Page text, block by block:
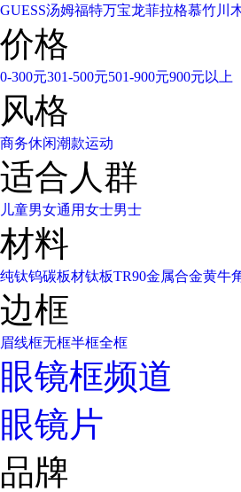
GUESS汤姆福特万宝龙菲拉格慕竹川
价格
0-300元301-500元501-900元900元以上
风格
商务休闲潮款运动
适合人群
儿童男女通用女士男士
材料
纯钛钨碳板材钛板TR90金属合金黄牛
边框
眉线框无框半框全框
眼镜框频道
眼镜片
品牌